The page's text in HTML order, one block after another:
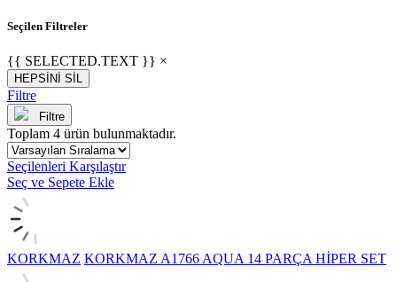
Seçilen Filtreler
{{ SELECTED.TEXT }} ×
HEPSİNİ SİL
Filtre
Filtre
Toplam 4 ürün bulunmaktadır.
Seçilenleri Karşılaştır
Seç ve Sepete Ekle
KORKMAZ KORKMAZ A1766 AQUA 14 PARÇA HİPER SET